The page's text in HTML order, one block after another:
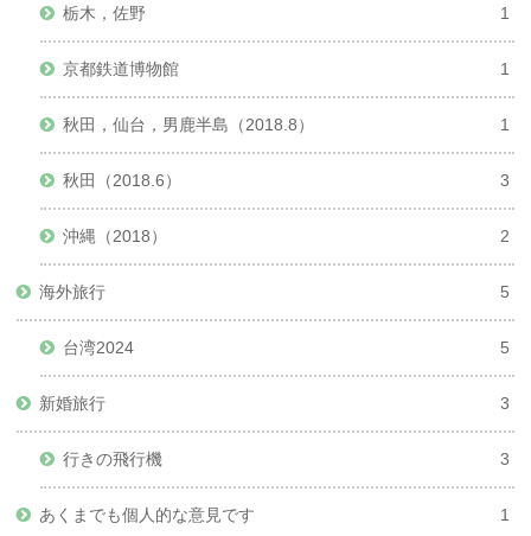
栃木，佐野 1
京都鉄道博物館 1
秋田，仙台，男鹿半島（2018.8） 1
秋田（2018.6） 3
沖縄（2018） 2
海外旅行 5
台湾2024 5
新婚旅行 3
行きの飛行機 3
あくまでも個人的な意見です 1